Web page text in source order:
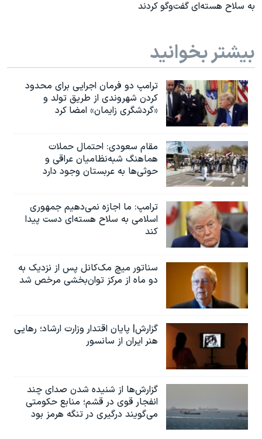
به سلاح هسته‌ای گفت‌وگو کردند
بیشتر بخوانید
ترامپ دو فرمان اجرایی برای محدود
کردن شهروندی از طریق تولد و
«گردشگری زایمان» امضا کرد
مقام سعودی: احتمال حملات
هماهنگ شبه‌نظامیان عراقی و
حوثی‌ها به عربستان وجود دارد
ترامپ: ما اجازه نمی‌دهیم جمهوری
اسلامی به سلاح هسته‌ای دست پیدا
کند
سناتور میچ مک‌کانل پس از نزدیک به
دو ماه از مرکز توان‌بخشی مرخص شد
گزارش| پایان اقتدار وزارت ارشاد؛ رهایی
هنر ایران از سانسور
گزارش‌ها از شنیده شدن صدای چند
انفجار قوی در قشم؛ منابع حکومتی
می‌گویند درگیری در تنگه هرمز بود